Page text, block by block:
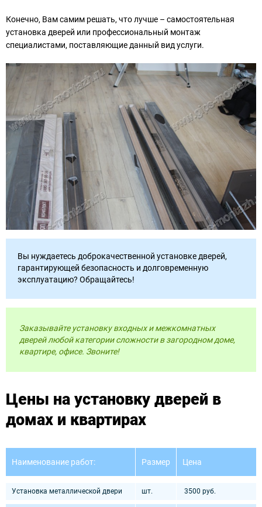
Конечно, Вам самим решать, что лучше – самостоятельная
установка дверей или профессиональный монтаж
специалистами, поставляющие данный вид услуги.
Вы нуждаетесь доброкачественной установке дверей,
гарантирующей безопасность и долговременную
эксплуатацию? Обращайтесь!
Заказывайте установку входных и межкомнатных
дверей любой категории сложности в загородном доме,
квартире, офисе. Звоните!
Цены на установку дверей в
домах и квартирах
Наименование работ: Размер Цена
Установка металлической двери шт. 3500 руб.